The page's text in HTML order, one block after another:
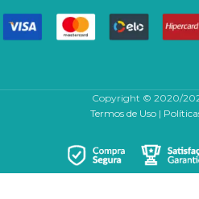
Copyright © 2020/
Termos de Uso|
Kit 5